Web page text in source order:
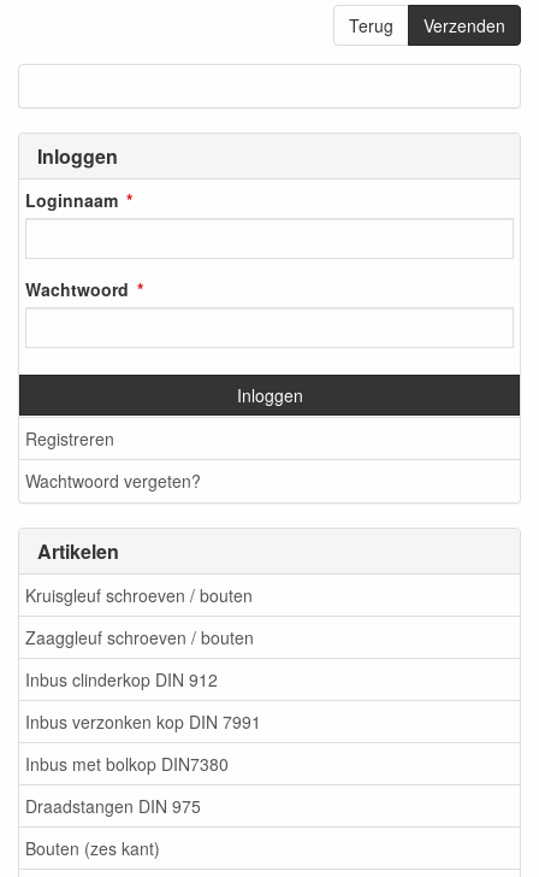
Inloggen
Loginnaam
Wachtwoord
Inloggen
Registreren
Wachtwoord vergeten?
Artikelen
Kruisgleuf schroeven / bouten
Zaaggleuf schroeven / bouten
Inbus clinderkop DIN 912
Inbus verzonken kop DIN 7991
Inbus met bolkop DIN7380
Draadstangen DIN 975
Bouten (zes kant)
Terug Verzenden